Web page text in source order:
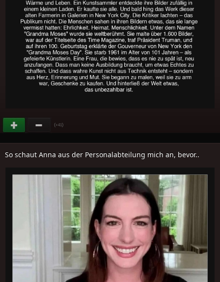
(+41)
So schaut Anna aus der Personalabteilung mich an, bevor..